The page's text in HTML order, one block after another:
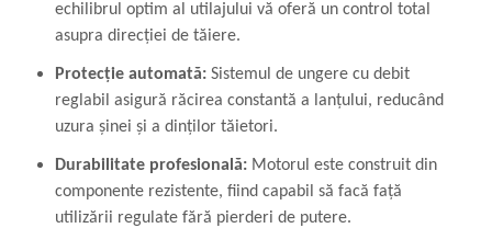
echilibrul optim al utilajului vă oferă un control total
asupra direcției de tăiere.
Protecție automată: Sistemul de ungere cu debit
reglabil asigură răcirea constantă a lanțului, reducând
uzura șinei și a dinților tăietori.
Durabilitate profesională: Motorul este construit din
componente rezistente, fiind capabil să facă față
utilizării regulate fără pierderi de putere.